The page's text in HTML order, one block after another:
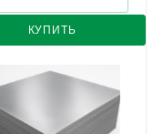
КУПИТЬ